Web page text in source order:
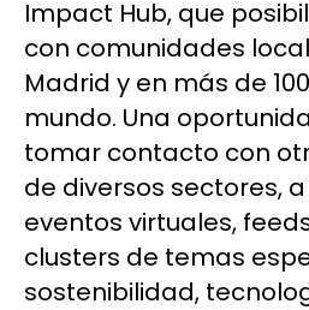
Impact Hub, que
con comunidades
Madrid y en más de
mundo. Una
tomar contacto con
de diversos sectores,
eventos virtuales,
clusters de temas
sostenibilidad,